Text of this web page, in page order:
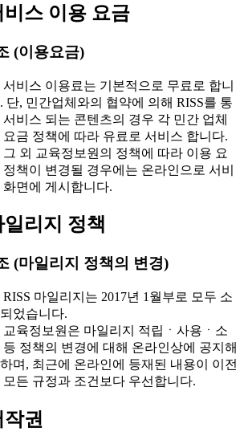
비스 이용 요금
(이용요금)
비스 이용료는 기본적으로 무료로 합니
단, 민간업체와의 협약에 의해 RISS를 통
서비스 되는 콘텐츠의 경우 각 민간 업체
요금 정책에 따라 유료로 서비스 합니다.
외 교육정보원의 정책에 따라 이용 요
정책이 변경될 경우에는 온라인으로 서비
화면에 게시합니다.
리지 정책
(마일리지 정책의 변경)
마일리지는 2017년 1월부로 모두 소
었습니다.
육정보원은 마일리지 적립ㆍ사용ㆍ소
등 정책의 변경에 대해 온라인상에 공지해
며, 최근에 온라인에 등재된 내용이 이전
모든 규정과 조건보다 우선합니다.
권